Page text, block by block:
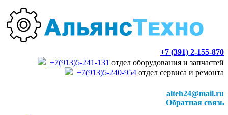
+7 (391) 2-155-870
+7(913)5-241-131 отдел оборудования и запчастей
+7(913)5-240-954 отдел сервиса и ремонта
alteh24@mail.ru
Обратная связь